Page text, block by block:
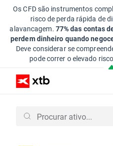
Os CFD são instrumentos
risco de perda rápida de
alavancagem. 77% das contas
perdem dinheiro quando
Deve considerar se
pode correr o elevado